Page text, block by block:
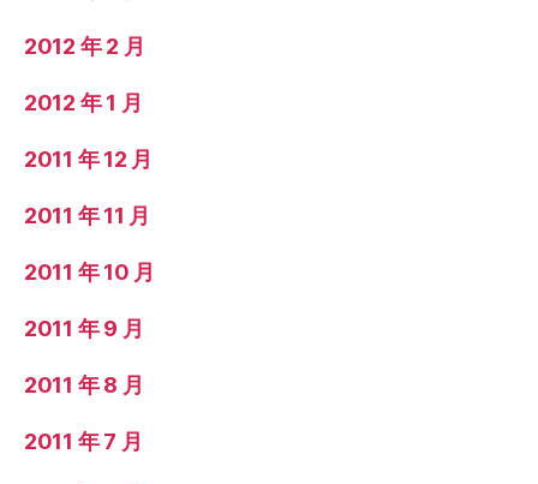
2012 年 2 月
2012 年 1 月
2011 年 12 月
2011 年 11 月
2011 年 10 月
2011 年 9 月
2011 年 8 月
2011 年 7 月